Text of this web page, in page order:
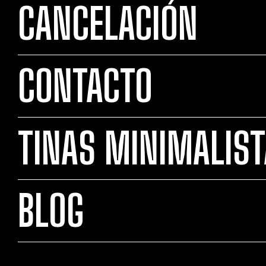
CANCELACIÓN
CONTACTO
TINAS
BLOG